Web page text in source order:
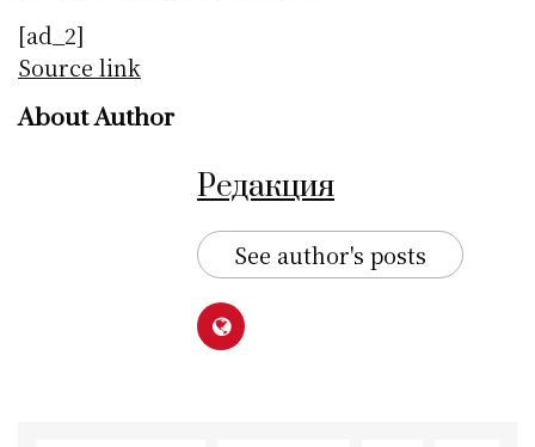
[ad_2]
Source link
About Author
Редакция
See author's posts